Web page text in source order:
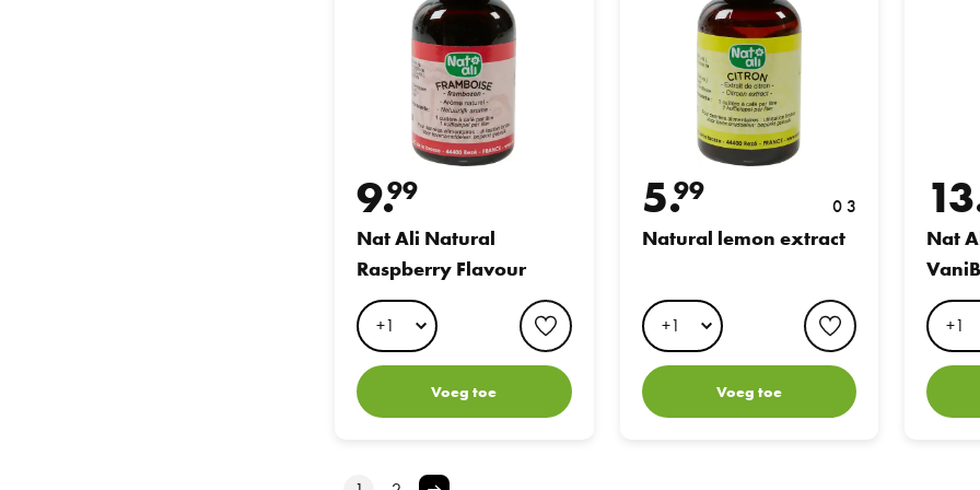
9.99
Nat Ali Natural
Raspberry Flavour
favorite button
Voeg toe
5.99 0 3
Natural lemon extract
favorite button
Voeg toe
Nat